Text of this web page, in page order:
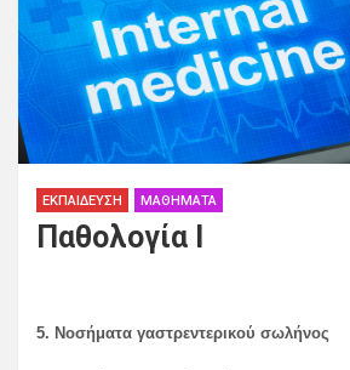
ΕΚΠΑΊΔΕΥΣΗ ΜΑΘΉΜΑΤΑ
Παθολογία Ι
5. Νοσήματα γαστρεντερικού σωλήνος